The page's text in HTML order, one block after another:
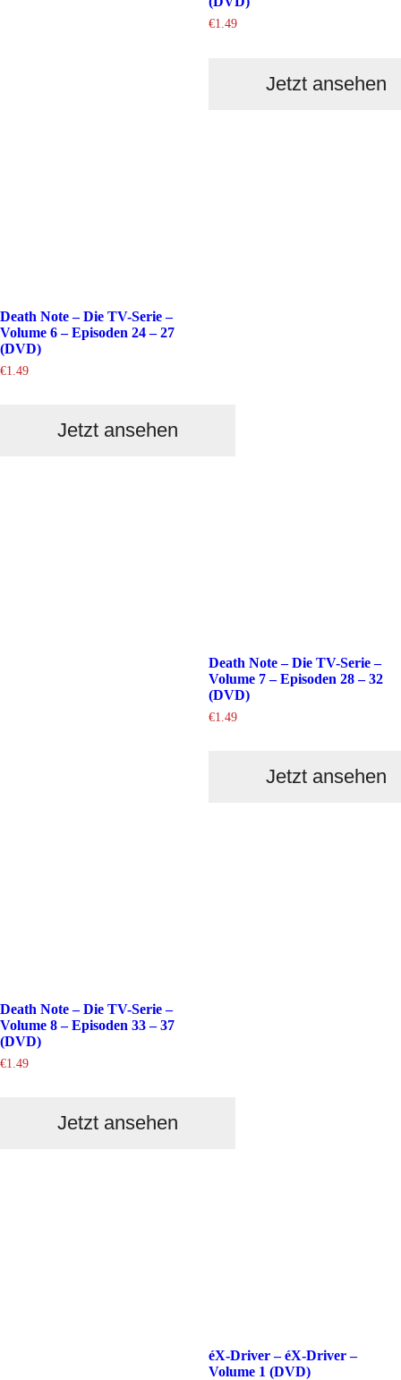
€1.49
Jetzt ansehen
Death Note – Die TV-Serie –
Volume 6 – Episoden 24 – 27
(DVD)
€1.49
Jetzt ansehen
Death Note – Die TV-Serie –
Volume 7 – Episoden 28 – 32
(DVD)
€1.49
Jetzt ansehen
Death Note – Die TV-Serie –
Volume 8 – Episoden 33 – 37
(DVD)
€1.49
Jetzt ansehen
éX-Driver – éX-Driver –
Volume 1 (DVD)